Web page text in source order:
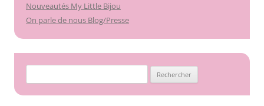
Nouveautés My Little Bijou
On parle de nous Blog/Presse